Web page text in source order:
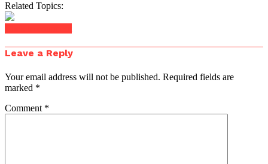
Related Topics:
Leave a Reply
Your email address will not be published. Required fields are
marked *
Comment *